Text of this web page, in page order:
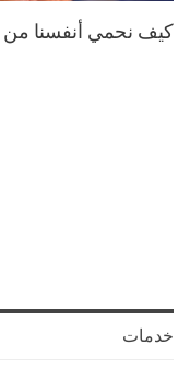
كيف نحمي أنفسنا
خدمات